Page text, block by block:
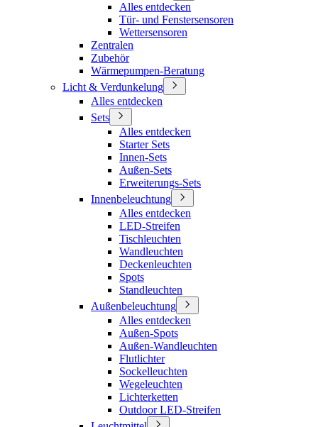
Alles entdecken
Tür- und Fenstersensoren
Wettersensoren
Zentralen
Zubehör
Wärmepumpen-Beratung
Licht & Verdunkelung
Alles entdecken
Sets
Alles entdecken
Starter Sets
Innen-Sets
Außen-Sets
Erweiterungs-Sets
Innenbeleuchtung
Alles entdecken
LED-Streifen
Tischleuchten
Wandleuchten
Deckenleuchten
Spots
Standleuchten
Außenbeleuchtung
Alles entdecken
Außen-Spots
Außen-Wandleuchten
Flutlichter
Sockelleuchten
Wegeleuchten
Lichterketten
Outdoor LED-Streifen